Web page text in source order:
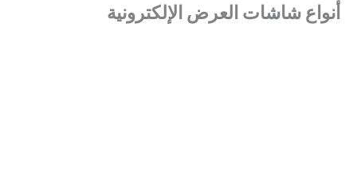
أنواع شاشات العرض الإلكترونية